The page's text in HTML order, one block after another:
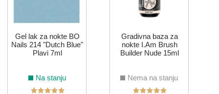
Gel lak za nokte BO
Nails 214 "Dutch Blue"
Plavi 7ml
Na stanju
Gradivna baza za
nokte I.Am Brush
Builder Nude 15ml
Nema na stanju